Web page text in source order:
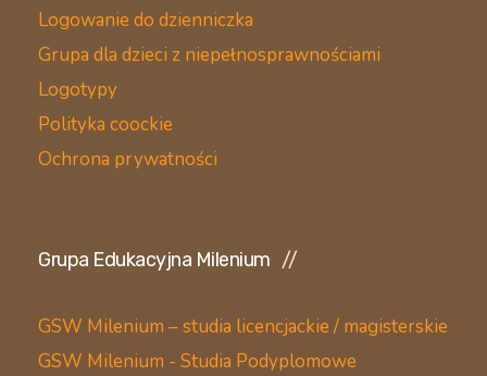
Logowanie do dzienniczka
Grupa dla dzieci z niepełnosprawnościami
Logotypy
Polityka coockie
Ochrona prywatności
Grupa Edukacyjna Milenium
GSW Milenium – studia licencjackie / magisterskie
GSW Milenium - Studia Podyplomowe